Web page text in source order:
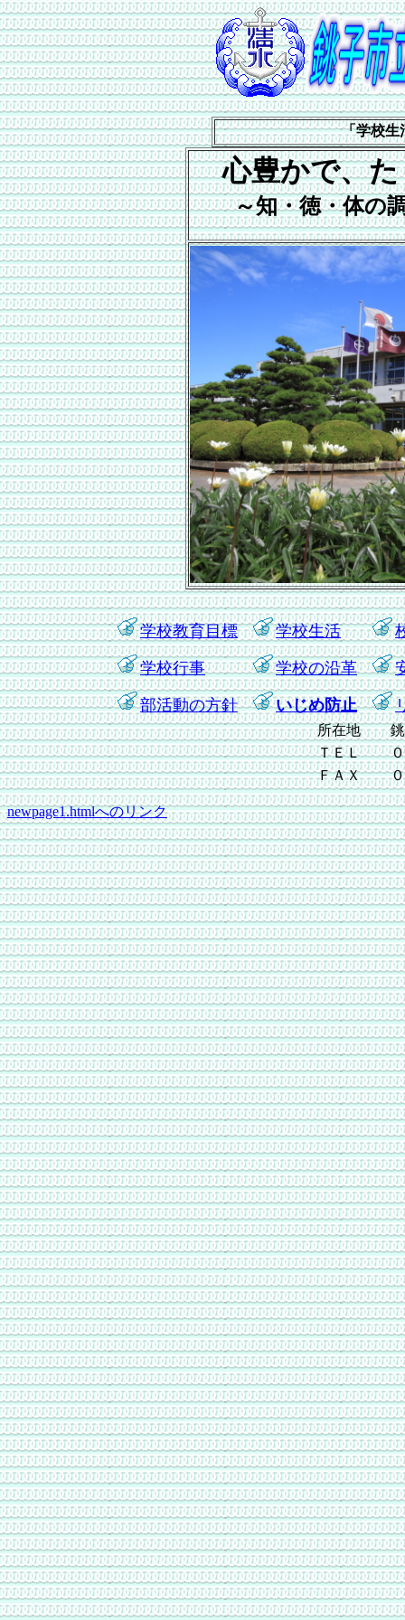
「学校生
心豊かで、
～知・徳・体の
学校教育目標 学校生活
学校行事 学校の沿革
部活動の方針 いじめ防止
所在地
ＴＥＬ
ＦＡＸ
newpage1.htmlへのリンク